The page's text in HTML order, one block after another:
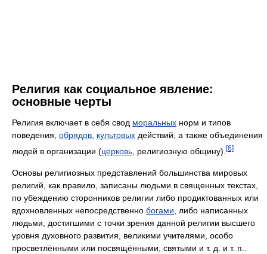
Религия как социальное явление:
основные черты
Религия включает в себя свод моральных норм и типов
поведения, обрядов, культовых действий, а также объединения
людей в организации (церковь , религиозную общину). [6]
Основы религиозных представлений большинства мировых
религий, как правило, записаны людьми в священных текстах,
по убеждению сторонников религии либо продиктованных или
вдохновленных непосредственно богами , либо написанных
людьми, достигшими с точки зрения данной религии высшего
уровня духовного развития, великими учителями, особо
просветлёнными или посвящёнными, святыми и т. д. и т. п..